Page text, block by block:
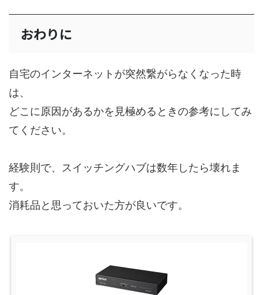
おわりに
自宅のインターネットが突然繋がらなくなった時
は、
どこに原因があるかを見極めるときの参考にしてみ
てください。
経験則で、スイッチングハブは数年したら壊れま
す。
消耗品と思っておいた方が良いです。